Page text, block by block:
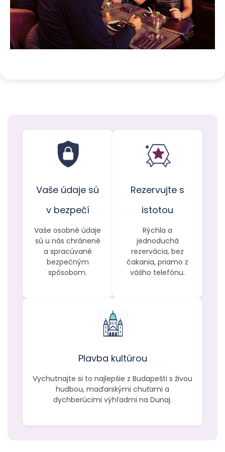
Vaše údaje sú
v bezpečí
Vaše osobné údaje
sú u nás chránené
a spracúvané
bezpečným
spôsobom.
Rezervujte s
istotou
Rýchla a
jednoduchá
rezervácia, bez
čakania, priamo z
vášho telefónu.
Plavba kultúrou
Vychutnajte si to najlepšie z Budapešti s živou
hudbou, maďarskými chuťami a
dychberúcimi výhľadmi na Dunaj.